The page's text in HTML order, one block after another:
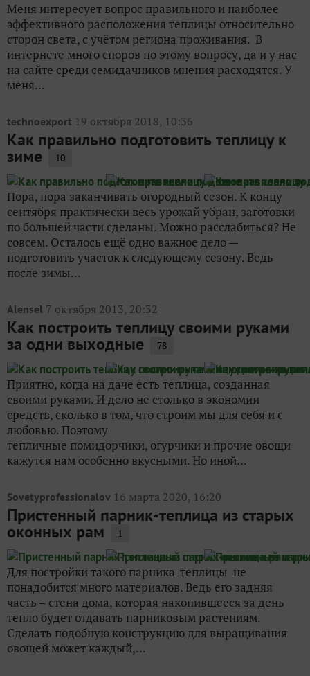
Меня интересует вопрос правильного и наиболее
эффективного расположения теплицы относительно
сторон света, с учётом региона проживания. В
интернете много споров по этому вопросу, да и у нас
на сайте среди семидачников мнения расходятся. У
меня...
technoexport 19 октября 2018, 10:36
Как правильно подготовить теплицу к
зиме 10
Пора, пора заканчивать огородный сезон. К концу
сентября практически весь урожай убран, заготовки
по большей части сделаны. Можно расслабиться? Не
совсем. Осталось ещё одно важное дело —
подготовить участок к следующему сезону. Ведь
после зимы...
Alensel 7 октября 2013, 20:32
Как построить теплицу своими руками
за одни выходные 78
Приятно, когда на даче есть теплица, созданная
своими руками. И дело не столько в экономии
средств, сколько в том, что строим мы для себя и с
любовью. Поэтому
тепличные помидорчики, огурчики и прочие овощи
кажутся нам особенно вкусными. Но иной...
Sovetyprofessionalov 16 марта 2020, 16:20
Пристенный парник-теплица из старых
оконных рам 1
Для постройки такого парника-теплицы не
понадобится много материалов. Ведь его задняя
часть – стена дома, которая накопившееся за день
тепло будет отдавать парниковым растениям.
Сделать подобную конструкцию для выращивания
овощей может каждый,...